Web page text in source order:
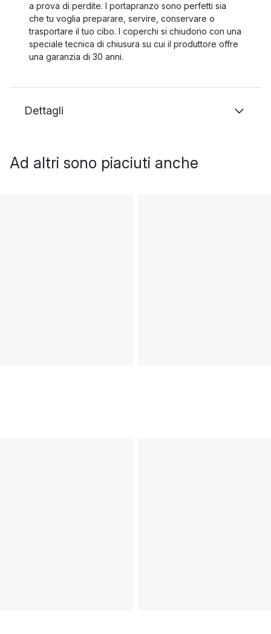
a prova di perdite. I portapranzo sono perfetti sia
che tu voglia preparare, servire, conservare o
trasportare il tuo cibo. I coperchi si chiudono con una
speciale tecnica di chiusura su cui il produttore offre
una garanzia di 30 anni.
Dettagli
Ad altri sono piaciuti anche